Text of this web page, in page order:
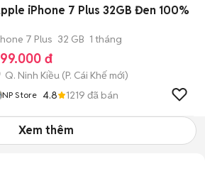
iPhone 7 Plus 32GB Đen 100%
7 Plus 32 GB 1 tháng
đ
Q. Ninh Kiều (P. Cái Khế mới)
NP Store 4.8 1219 đã bán
Xem thêm